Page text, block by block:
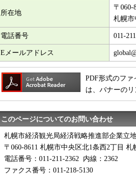
所在地
〒060-
札幌
電話番号 011-
Eメールアドレス
PDF形式のファ
は、バナーの
このページについてのお問い合わせ
札幌市経済観光局経済戦略推進部企業立
〒060-8611 札幌市中央区北1条西2丁目
電話番号：011-211-2362 内線：2362
ファクス番号：011-218-5130